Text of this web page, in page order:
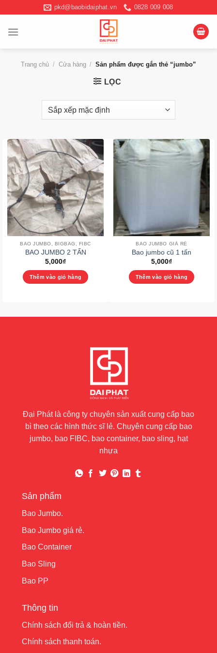
nội
pkd@baobidaiphat.vn 0828 009 008
Trang chủ / Cửa hàng / Sản phẩm được gắn thẻ “jumbo”
LỌC
BAO JUMBO, BIGBAG, FIBC
BAO JUMBO 2 TẤN
5,000₫
Thêm vào giỏ hàng
BAO JUMBO GIÁ RẺ
Bao jumbo cũ 1 tấn
5,000₫
Thêm vào giỏ hàng
Đại Phát là công ty chuyên sản xuất cung cấp bao
bì theo các hình thức sĩ lẻ. Chuyên cung cấp bao
jumbo, bao FIBC, bao container, bao sling, hạt
nhựa
Sản phẩm
Bao Jumbo.
Bao Jumbo giá rẻ.
Bao Container
Bao Sling
Bao PP
Thông tin
Chính sách đổi trả & hoàn tiền.
Chính sách thanh toán.